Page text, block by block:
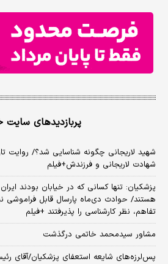
پربازدیدهای سایت
شهید لاریجانی چگونه شناسایی شد؟/ روایت
شهادت لاریجانی و فرزندش+فیلم
پزشکیان: تنها کسانی که در خیابان بودند
هستند/ حوادث دی‌ماه پارسال قابل فراموشی
تفاهم، نظر کارشناسی را پذیرفتند +فیلم
مشاور سیدمحمد خاتمی درگذشت
پس‌لرزه‌های شایعه استعفای پزشکیان/آقای